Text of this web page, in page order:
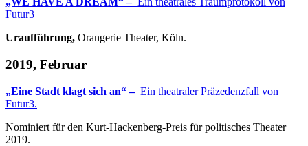
Futur3
Uraufführung, Orangerie Theater, Köln.
2019, Februar
„Eine Stadt klagt sich an“ – Ein theatraler Präzedenzfall von
Futur3.
Nominiert für den Kurt-Hackenberg-Preis für politisches Theater
2019.